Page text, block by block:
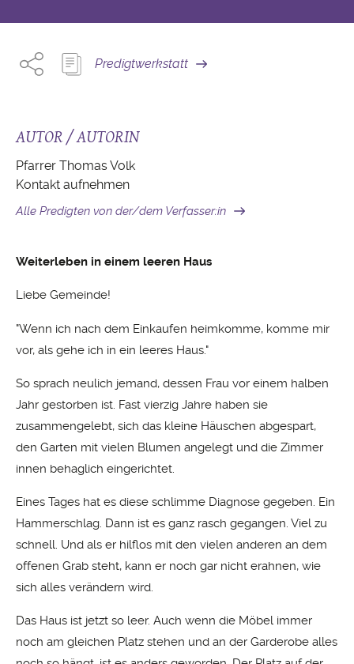
Predigtwerkstatt
AUTOR / AUTORIN
Pfarrer Thomas Volk
Kontakt aufnehmen
Alle Predigten von der/dem Verfasser:in
Weiterleben in einem leeren Haus
Liebe Gemeinde!
"Wenn ich nach dem Einkaufen heimkomme, komme mir
vor, als gehe ich in ein leeres Haus."
So sprach neulich jemand, dessen Frau vor einem halben
Jahr gestorben ist. Fast vierzig Jahre haben sie
zusammengelebt, sich das kleine Häuschen abgespart,
den Garten mit vielen Blumen angelegt und die Zimmer
innen behaglich eingerichtet.
Eines Tages hat es diese schlimme Diagnose gegeben. Ein
Hammerschlag. Dann ist es ganz rasch gegangen. Viel zu
schnell. Und als er hilflos mit den vielen anderen an dem
offenen Grab steht, kann er noch gar nicht erahnen, wie
sich alles verändern wird.
Das Haus ist jetzt so leer. Auch wenn die Möbel immer
noch am gleichen Platz stehen und an der Garderobe alles